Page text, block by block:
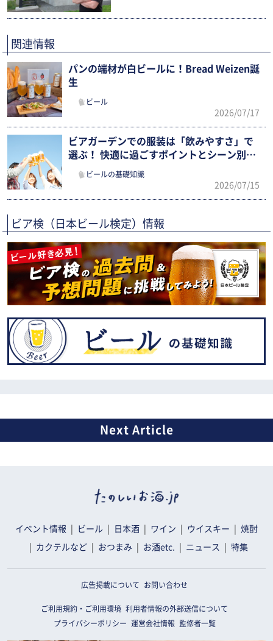
関連情報
パンの端材が白ビールに！Bread Weizen誕
生
ビール
2026/07/17
ビアガーデンでの服装は「飲みやすさ」で
選ぶ！ 快適に過ごすポイントとシーン別ま
ビールの基礎知識
2026/07/15
ビア検（日本ビール検定）情報
イベント情報 ビール 日本酒 ワイン ウイスキー 焼酎
カクテルなど おつまみ お酒etc. ニュース 特集
広告掲載について お問い合わせ
ご利用規約・ご利用環境 利用者情報の外部送信について
プライバシーポリシー
運営会社情報 監修者一覧